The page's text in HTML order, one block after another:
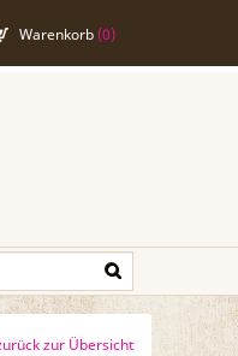
Warenkorb(0)
zur Übersicht